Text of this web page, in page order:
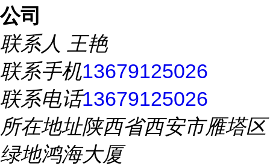
公司
联系人 王艳
联系手机13679125026
联系电话13679125026
所在地址陕西省西安市雁塔区
绿地鸿海大厦